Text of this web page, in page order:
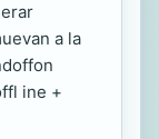
a la
ine +